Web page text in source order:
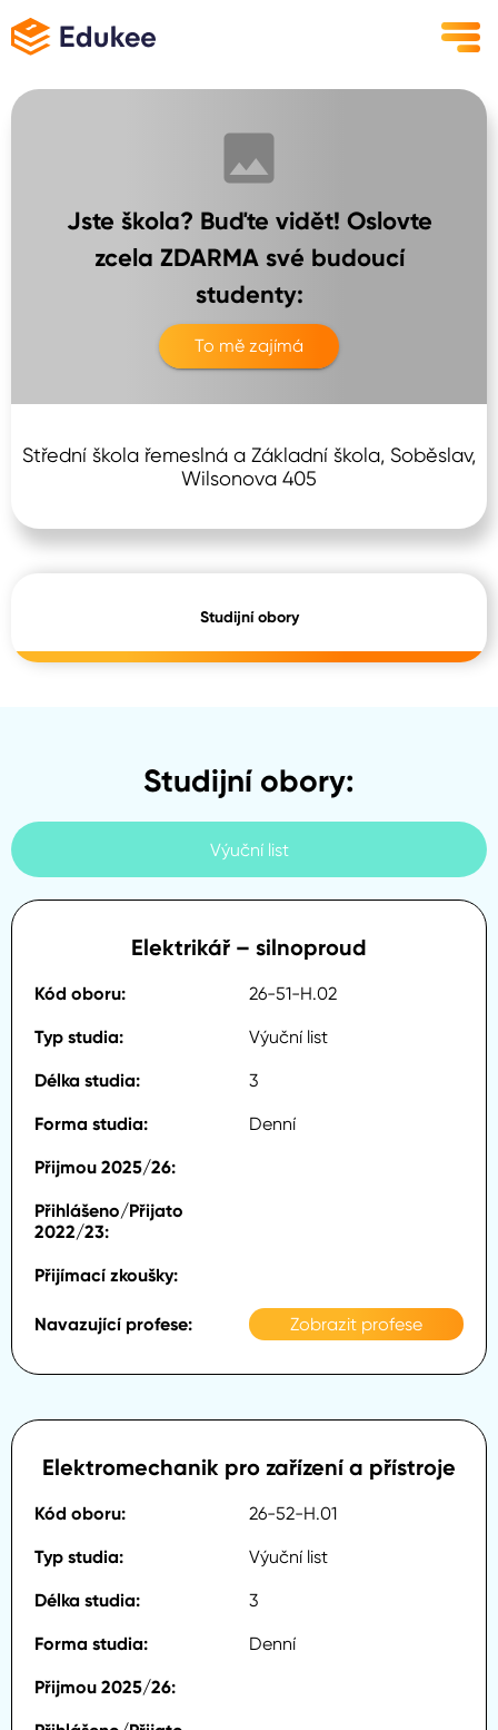
Střední škola řemeslná a Základní škola, Soběslav,
Wilsonova 405
Jste škola? Buďte vidět! Oslovte
zcela ZDARMA své budoucí
studenty:
To mě zajímá
Studijní obory
Studijní obory:
Výuční list
Elektrikář – silnoproud
26-51-H.02
Výuční list
3
Denní
Zobrazit profese
Elektromechanik pro zařízení a přístroje
26-52-H.01
Výuční list
3
Denní